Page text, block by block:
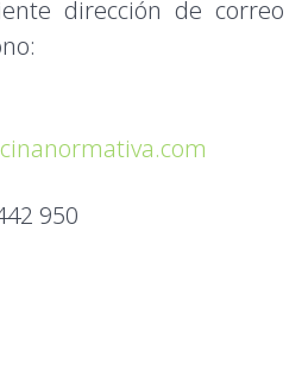
dirección de correo
950